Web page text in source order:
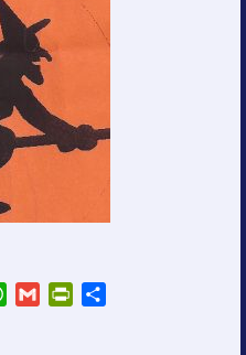
WhatsApp
Gmail PrintFriendly